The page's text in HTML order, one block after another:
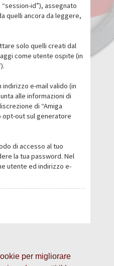
per migliorare
id”), assegnato
quelli ancora da leggere,
solo quelli creati dal
come utente ospite (in
e-mail valido (in
alle informazioni di
di “Amiga
opt-out sul generatore
di accesso al tuo
la tua password. Nel
utente ed indirizzo e-